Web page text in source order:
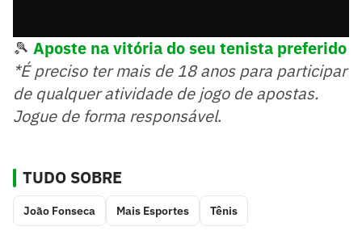
🎾 Aposte na vitória do seu tenista preferido
*É preciso ter mais de 18 anos para participar
de qualquer atividade de jogo de apostas.
Jogue de forma responsável.
TUDO SOBRE
João Fonseca Mais Esportes Tênis